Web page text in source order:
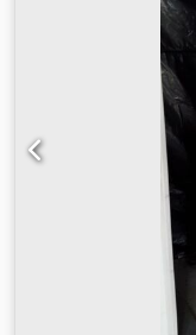
προέρχονται από
των ετών 2011-2016,
αποθηκευτικούς
εμπορικά. Ήταν
κατά τα άλλα δεν
και τεχνικά άψογη, οι
περιορισμούς και
Dodpfjuh Tu Tox Ai
όπως περιγράφεται.
τριών εργάσιμων
DPD. Για λόγους
ωστόσο, οι ιδιώτες
αγοράσουν τις